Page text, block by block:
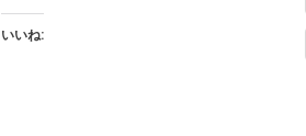
いいね: